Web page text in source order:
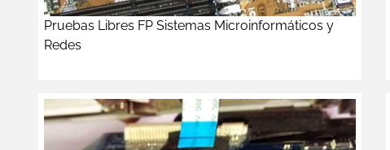
Pruebas Libres FP Sistemas Microinformáticos y
Redes